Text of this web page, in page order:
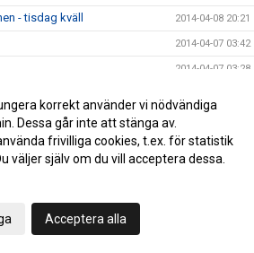
- tisdag kväll 2014-04-08 20:21
2014-04-07 03:42
2014-04-07 03:28
6 april 2014
2014-04-05 22:52
officiell
korrekt använder vi nödvändiga
Dessa går inte att stänga av.
frivilliga cookies, t.ex. för statistik
väljer själv om du vill acceptera dessa.
Acceptera alla